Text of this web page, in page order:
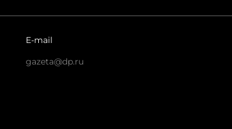
E-mail
gazeta@dp.ru